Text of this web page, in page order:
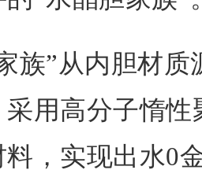
”从内胆材质
用高分子惰
，实现出水0